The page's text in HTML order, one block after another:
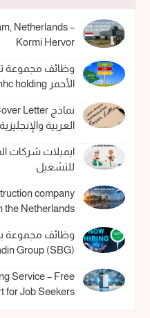
Netherlands –
Kormi Hervor
وظائف مجموعة
الأحمر nhc holding
العربية والإنجليزية
ايميلات شركات
للتشغيل
company
the Netherlands
Group (SBG)
Service – Free
for Job Seekers